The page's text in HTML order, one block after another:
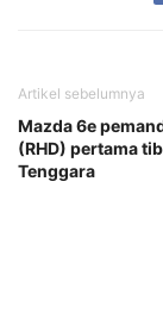
Artikel sebelumnya
Mazda 6e
(RHD) pertama
Tenggara